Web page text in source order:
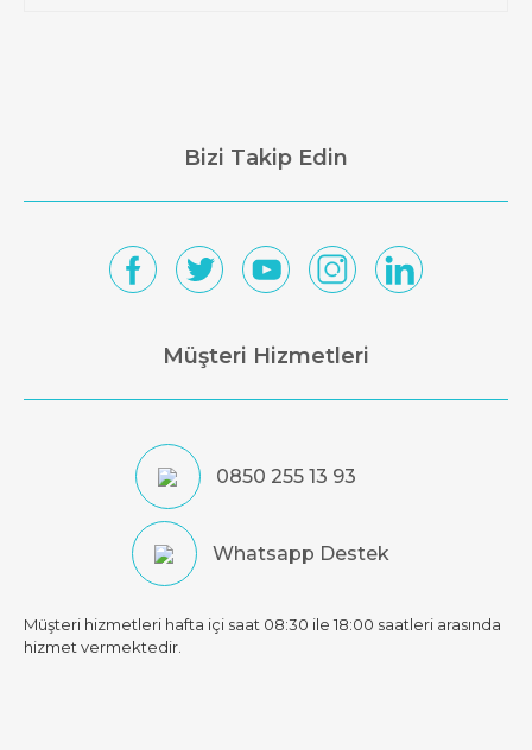
Bizi Takip Edin
Müşteri Hizmetleri
0850 255 13 93
Whatsapp Destek
Müşteri hizmetleri hafta içi saat 08:30 ile 18:00 saatleri arasında
hizmet vermektedir.